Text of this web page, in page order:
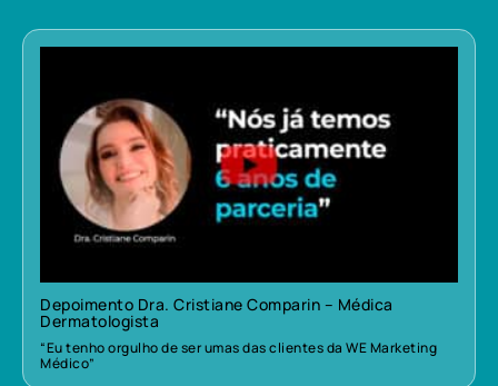
Depoimento Dra. Cristiane Comparin – Médica
Dermatologista
“Eu tenho orgulho de ser umas das clientes da WE Marketing
Médico”